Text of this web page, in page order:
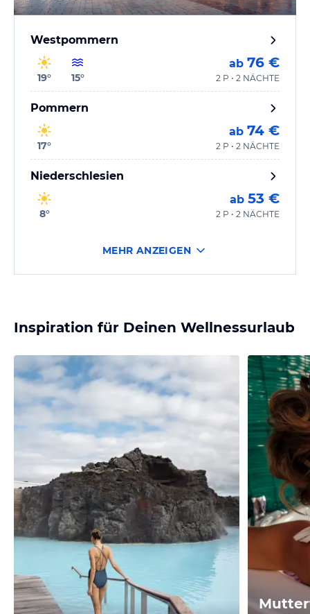
Westpommern
19° 15°
ab 76 €
2 P • 2 NÄCHTE
Pommern
17°
ab 74 €
2 P • 2 NÄCHTE
Niederschlesien
8°
ab 53 €
2 P • 2 NÄCHTE
MEHR ANZEIGEN
Inspiration für Deinen Wellnessurlaub